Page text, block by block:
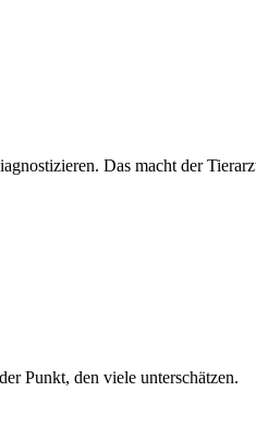
Das macht der
Punkt, den viele unterschätzen.